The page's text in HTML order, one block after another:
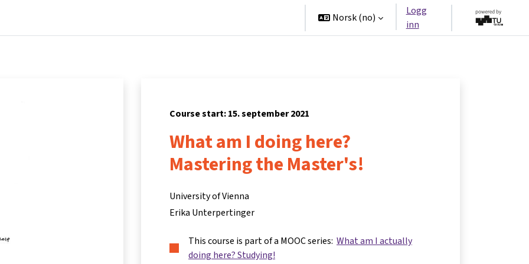
Norsk ‎(no)‎
Logg
inn
Course start: 15. september 2021
What am I doing here?
Mastering the Master's!
University of Vienna
Erika Unterpertinger
This course is part of a MOOC series: What am I actually
doing here? Studying!